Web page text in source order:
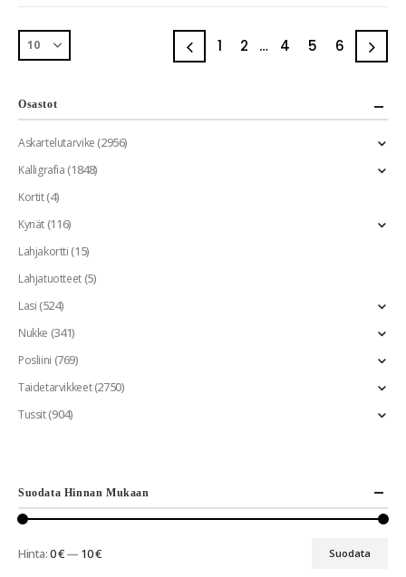
1 2 … 4 5 6
Osastot
Askartelutarvike(2956)
Kalligrafia(1848)
Kortit(4)
Kynät(116)
Lahjakortti(15)
Lahjatuotteet(5)
Lasi(524)
Nukke (341)
Posliini (769)
Taidetarvikkeet(2750)
Tussit(904)
Suodata Hinnan Mukaan
Suodata
Hinta:0 €— 10 €